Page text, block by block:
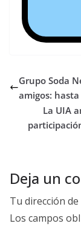
Grupo Soda
amigos:
La UIA
Deja un
Tu dirección
Los campos